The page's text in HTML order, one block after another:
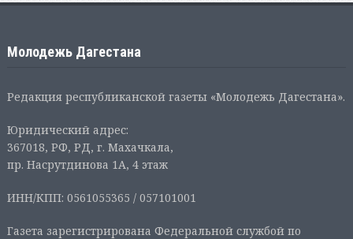
Молодежь Дагестана
Редакция республиканской газеты «Молодежь Дагестана».
Юридический адрес:
367018, РФ, РД, г. Махачкала,
пр. Насрутдинова 1А, 4 этаж
ИНН/КПП: 0561055365 / 057101001
Газета зарегистрирована Федеральной службой по